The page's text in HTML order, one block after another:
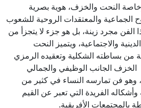
وخاصة النحت والخزف، هوية بصرية
الجماعية والمعتقدات الروحية للشعوب
الفن مجرد زينة، بل هو جزء لا يتجزأ من
والاجتماعية، ويتميز النحت
من بساطته الشكلية وتعقيده الرمزي
الجانب الوظيفي والجمالي
وهو فن تمارسه النساء في كثير من
وأشكاله الفريدة التي تعبر عن القيم